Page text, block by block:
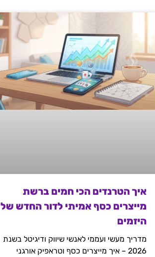
איך הטרנדים הכי חמים ברשת
מייצרים כסף אמיתי לדור החדש של
היזמים
מדריך מעשי ועממי לאנשי שיווק ודיגיטל בשנת
2026 – איך מייצרים כסף וטראפיק אורגני